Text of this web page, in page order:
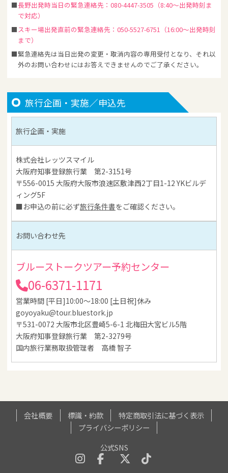
長野出発時当日の緊急連絡先：080-4447-3505（8:40～出発時刻ま
で対応）
スキー場出発直前の緊急連絡先：050-5527-6751（16:00～出発時刻
まで）
緊急連絡先は当日出発の変更・取消内容の専用受付となり、それ以
外のお問い合わせにはお答えできませんのでご了承ください。
旅行企画・実施／申込先
旅行企画・実施
株式会社レッツスマイル
大阪府知事登録旅行業 第2-3151号
〒556-0015 大阪府大阪市浪速区敷津西2丁目1-12 YKビルデ
ィング5F
■お申込の前に必ず旅行条件書をご確認ください。
お問い合わせ先
ブルーストークツアー予約センター
06-6371-1171
営業時間 [平日]10:00～18:00 [土日祝]休み
goyoyaku@tour.bluestork.jp
〒531-0072 大阪市北区豊崎5-6-1 北梅田大宮ビル5階
大阪府知事登録旅行業 第2-3279号
国内旅行業務取扱管理者 高橋 智子
会社概要 標識・約款
特定商取引法に基づく表示
プライバシーポリシー
公式SNS